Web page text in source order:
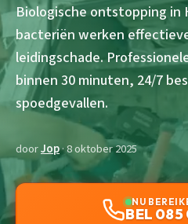
Biologische ontstopping in
bacteriën werken
leidingschade.
binnen 30 minuten, 24/7
spoedgevallen.
doorJop· 8 oktober 2025
NU
BEL 085